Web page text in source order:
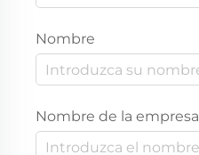
Nombre
Nombre de la empresa